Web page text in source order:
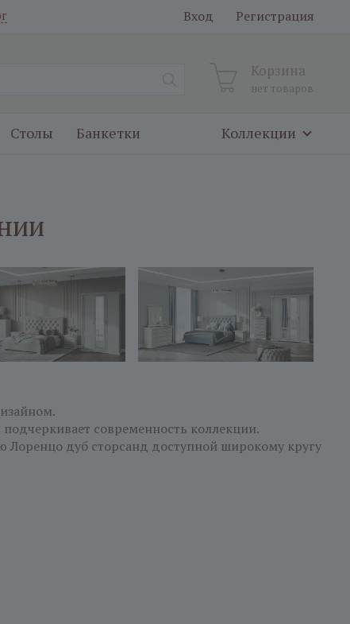
Вход Регистрация
Корзина
нет товаров
Столы Банкетки Коллекции
современность коллекции.
дуб cторсанд доступной широкому кругу